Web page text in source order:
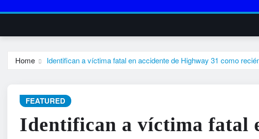
Home Identifican a víctima fatal en accidente de Highway 31 como
FEATURED
Identifican a víctima fatal